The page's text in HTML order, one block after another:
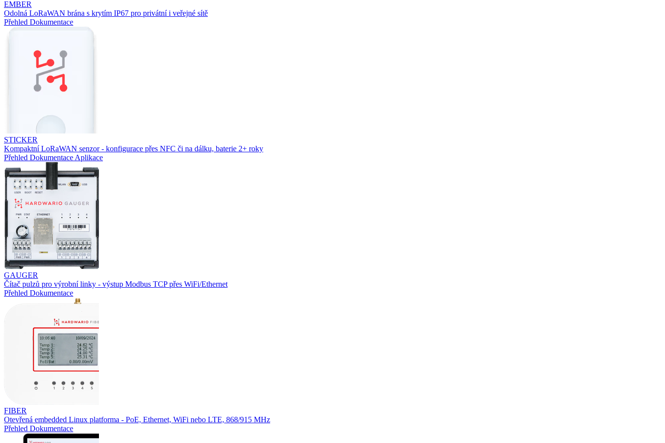
EMBER
Odolná LoRaWAN brána s krytím IP67 pro privátní i veřejné sítě
Přehled Dokumentace
STICKER
Kompaktní LoRaWAN senzor - konfigurace přes NFC či na dálku, baterie 2+ roky
Přehled Dokumentace Aplikace
GAUGER
Čítač pulzů pro výrobní linky - výstup Modbus TCP přes WiFi/Ethernet
Přehled Dokumentace
FIBER
Otevřená embedded Linux platforma - PoE, Ethernet, WiFi nebo LTE, 868/915 MHz
Přehled Dokumentace